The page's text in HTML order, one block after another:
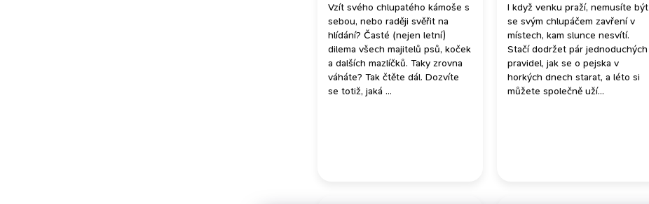
Vzít svého chlupatého kámoše s
sebou, nebo raději svěřit na
hlídání? Časté (nejen letní)
dilema všech majitelů psů, koček
a dalších mazlíčků. Taky zrovna
váháte? Tak čtěte dál. Dozvíte
se totiž, jaká ...
I když venku praží, nemusíte být
se svým chlupáčem zavření v
místech, kam slunce nesvítí.
Stačí dodržet pár jednoduchých
pravidel, jak se o pejska v
horkých dnech starat, a léto si
můžete společně uží...